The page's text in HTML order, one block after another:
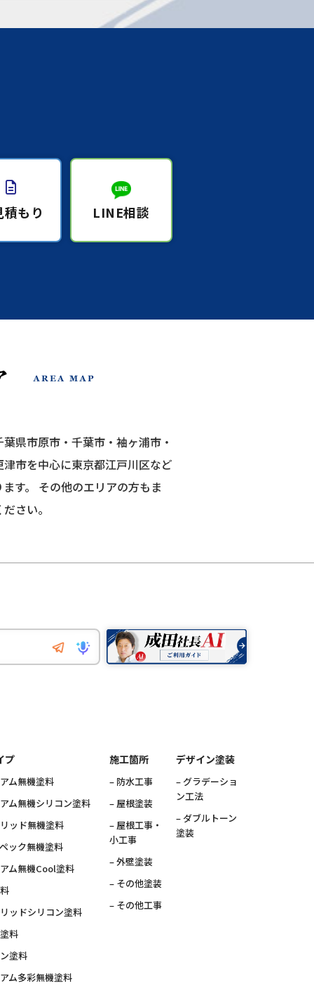
積もり LINE相談
葉県市原市・千葉市・袖ヶ浦市・
市を中心に東京都江戸川区など
す。
その他のエリアの方もま
さい。
プ
ム無機塗料
ム無機シリコン塗料
ッド無機塗料
ック無機塗料
ム無機Cool塗料
ッドシリコン塗料
料
塗料
ム多彩無機塗料
施工箇所
– 防水工事
– 屋根塗装
– 屋根工事・
小工事
– 外壁塗装
– その他塗装
– その他工事
デザイン塗装
– グラデーショ
ン工法
– ダブルトーン
塗装